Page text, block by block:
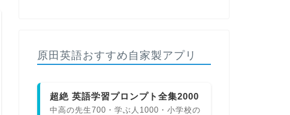
原田英語おすすめ自家製アプリ
超絶 英語学習プロンプト全集2000
中高の先生700・学ぶ人1000・小学校の